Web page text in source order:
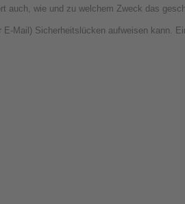
auch, wie und zu welchem Zweck das
Mail) Sicherheitslücken aufweisen kann.